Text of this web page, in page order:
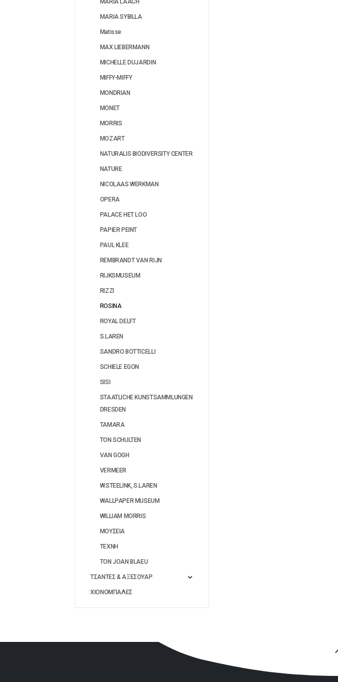
MARIA LAACH
MARIA SYBILLA
Matisse
MAX LIEBERMANN
MICHELLE DUJARDIN
MIFFY-MIFFY
MONDRIAN
MONET
MORRIS
MOZART
NATURALIS BIODIVERSITY CENTER
NATURE
NICOLAAS WERKMAN
OPERA
PALACE HET LOO
PAPIER PEINT
PAUL KLEE
REMBRANDT VAN RIJN
RIJKSMUSEUM
RIZZI
ROSINA
ROYAL DELFT
S.LAREN
SANDRO BOTTICELLI
SCHIELE EGON
SISI
STAATLICHE KUNSTSAMMLUNGEN
DRESDEN
TAMARA
TON SCHULTEN
VAN GOGH
VERMEER
W.STEELINK, S.LAREN
WALLPAPER MUSEUM
WILLIAM MORRIS
ΜΟΥΣΕΙΑ
ΤΕΧΝΗ
ΤΟΝ JOAN BLAEU
ΤΣΑΝΤΕΣ & ΑΞΕΣΟΥΑΡ
ΧΙΟΝΟΜΠΑΛΕΣ